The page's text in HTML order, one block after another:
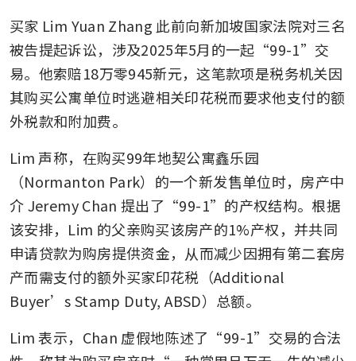
买家 Lim Yuan Zhang 此前向新加坡国家法院对三名
被告提起诉讼，涉及2025年5月的一起“99-1”交
易。他索赔18万零945新元，这笔款项是税务机关因
其购买公寓单位时逃避相关印花税而要求他支付的额
外税款和附加费。
Lim 声称，在购买99年地契公寓鑫乐园
（Normanton Park）的一个新发售单位时，房产中
介 Jeremy Chan 提出了“99-1”的产权结构。根据
该安排，Lim 的父亲购买该房产的1%产权，并共同
申请贷款为购房提供资金，从而减少因拥有第二套房
产而需支付的额外买家印花税（Additional
Buyer’s Stamp Duty, ABSD）总额。
Lim 表示，Chan 虚假地陈述了“99-1”交易的合法